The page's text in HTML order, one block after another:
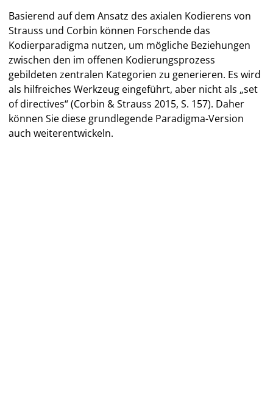
Basierend auf dem Ansatz des axialen Kodierens von
Strauss und Corbin können Forschende das
Kodierparadigma nutzen, um mögliche Beziehungen
zwischen den im offenen Kodierungsprozess
gebildeten zentralen Kategorien zu generieren. Es wird
als hilfreiches Werkzeug eingeführt, aber nicht als „set
of directives“ (Corbin & Strauss 2015, S. 157). Daher
können Sie diese grundlegende Paradigma-Version
auch weiterentwickeln.